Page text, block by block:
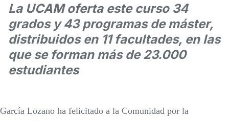
La UCAM oferta este curso 34
grados y 43 programas de máster,
distribuidos en 11 facultades, en las
que se forman más de 23.000
estudiantes
García Lozano ha felicitado a la Comunidad por la